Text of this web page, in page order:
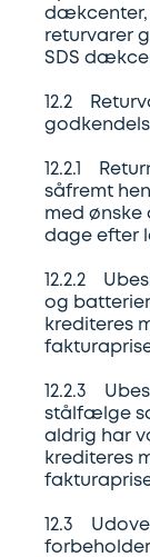
dækcenter,
returvarer
SDS
12.2
12.2.1
såfremt
med ønske
dage efter
12.2.2
og
krediteres
12.2.3
stålfælge
aldrig har
krediteres
12.3